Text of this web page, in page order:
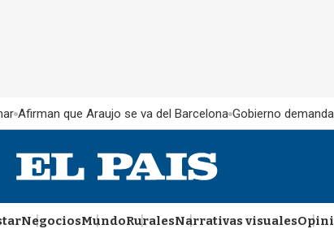
Afirman que Araujo se va del Barcelona Gobierno
NegociosMundoRuralesNarrativas visuales